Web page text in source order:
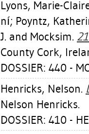
Lyons, Marie-
ní; Poyntz,
J. and Mocksim.
County Cork,
DOSSIER: 440 -
Henricks, Nelson.
Nelson Henricks.
DOSSIER: 410 -